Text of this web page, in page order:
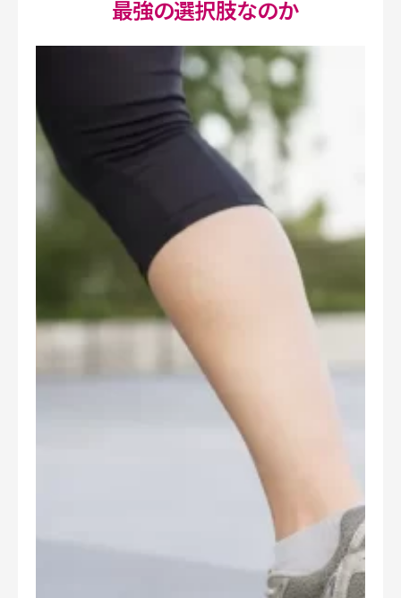
最強の選択肢なのか